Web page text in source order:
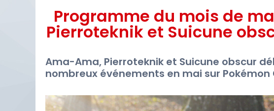
Programme du mois de
Pierroteknik et Suicune
Ama-Ama, Pierroteknik et Suicune obscur
nombreux événements en mai sur Pokémon